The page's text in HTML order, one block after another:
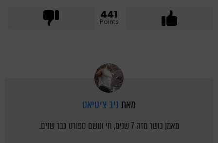
441
Points
מאתניב ציטיאט
מאמן כושר מזה 7 שנים, חי ונושם ספורט כבר שנים.